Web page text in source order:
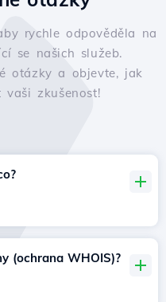
rychle odpověděla na
se našich služeb.
otázky a objevte, jak
vaši zkušenost!
(ochrana WHOIS)?